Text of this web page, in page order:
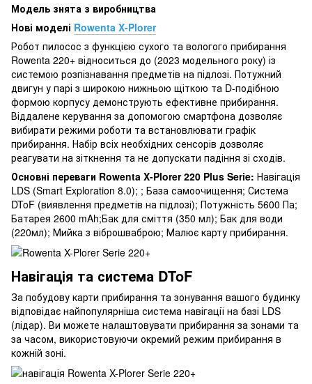
Модель знята з виробництва
Нові моделі Rowenta X-Plorer
Робот пилосос з функцією сухого та вологого прибирання
Rowenta 220+ відноситься до (2023 модельного року) із
системою розпізнавання предметів на підлозі. Потужний
двигун у парі з широкою нижньою щіткою та D-подібною
формою корпусу демонструють ефективне прибирання.
Віддалене керування за допомогою смартфона дозволяє
вибирати режими роботи та встановлювати графік
прибирання. Набір всіх необхідних сенсорів дозволяє
реагувати на зіткнення та не допускати падіння зі сходів.
Основні переваги Rowenta X-Plorer 220 Plus Serie: Навігація
LDS (Smart Exploration 8.0); ; База самоочищення; Система
DToF (виявлення предметів на підлозі); Потужність 5600 Па;
Батарея 2600 mAh;Бак для сміття (350 мл); Бак для води
(220мл); Мийка з віброшваброю; Малює карту прибирання.
Навігація та система DToF
За побудову карти прибирання та зонування вашого будинку
відповідає найпопулярніша система навігації на базі LDS
(лідар). Ви можете налаштовувати прибирання за зонами та
за часом, використовуючи окремий режим прибирання в
кожній зоні.